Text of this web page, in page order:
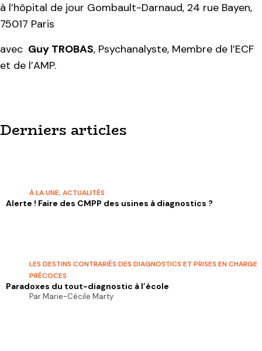
à l’hôpital de jour Gombault-Darnaud, 24 rue Bayen,
75017 Paris
avec Guy TROBAS, Psychanalyste, Membre de l’ECF
et de l’AMP.
Derniers articles
À LA UNE,ACTUALITÉS
Alerte ! Faire des CMPP des usines à diagnostics ?
LES DESTINS CONTRARIÉS DES DIAGNOSTICS ET PRISES EN CHARGE
PRÉCOCES
Paradoxes du tout-diagnostic à l’école
Par Marie-Cécile Marty